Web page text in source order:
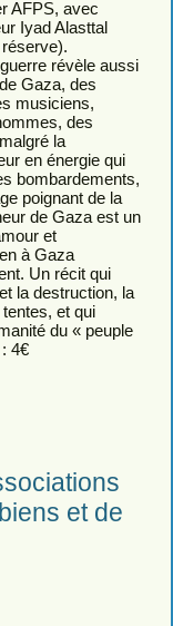
AFPS, avec
Iyad Alasttal
révèle aussi
Gaza, des
musiciens,
des
la
en énergie qui
bombardements,
poignant de la
de Gaza est un
et
à Gaza
Un récit qui
la destruction, la
et qui
du « peuple
4€
et de